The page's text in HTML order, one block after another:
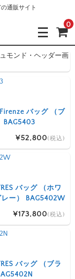
通販サイト
0
バッグ （ブ
BAG5403
¥52,800(税込)
バッグ （ホワ
レー） BAG5402W
¥173,800(税込)
バッグ （ブラ